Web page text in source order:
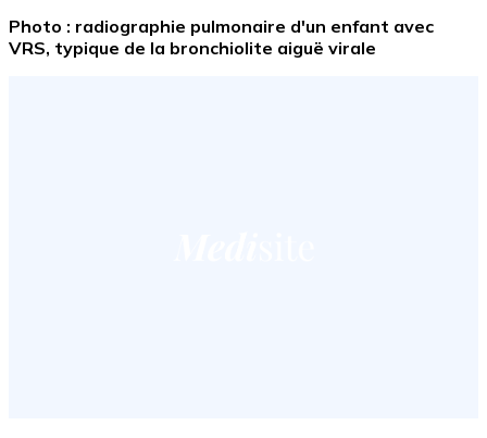
Photo : radiographie pulmonaire d'un enfant avec
VRS, typique de la bronchiolite aiguë virale